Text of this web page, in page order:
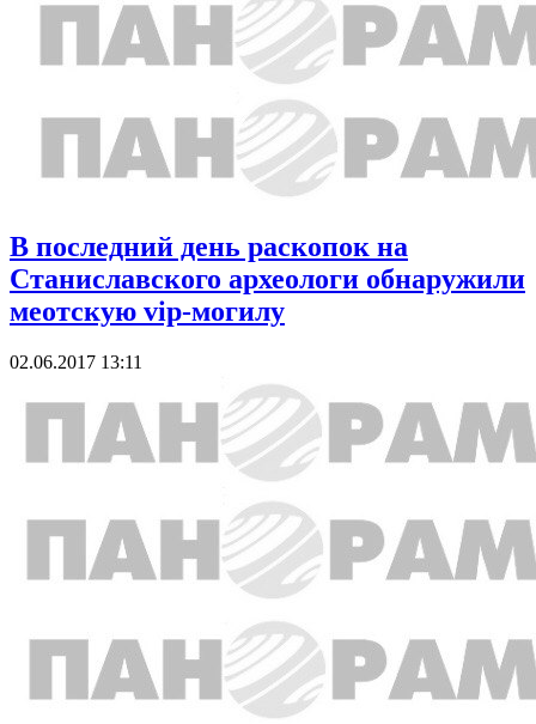
В последний день раскопок на
Станиславского археологи обнаружили
меотскую vip-могилу
02.06.2017 13:11